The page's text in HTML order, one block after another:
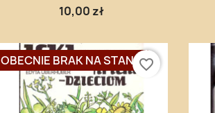
10,00 zł
OBECNIE BRAK NA STANIEfavorite_border